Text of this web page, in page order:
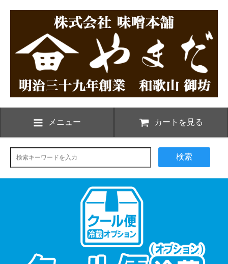
メニュー カートを見る
検索